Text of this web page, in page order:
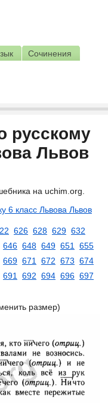
Сочинения
русскому
Львов
на uchim.org.
6 класс Львова Львов
626 628 629 632
646 648 649 651
655
669 671 672 673 674
691 692 694 696 697
размер)